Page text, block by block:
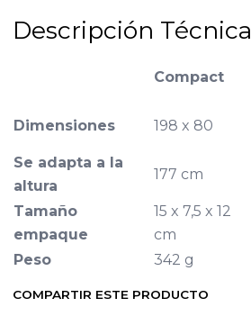
Descripción Técnica
Compact
Dimensiones 198 x 80
Se adapta a la
altura
177 cm
Tamaño
empaque
15 x 7,5 x 12
cm
Peso 342 g
COMPARTIR ESTE PRODUCTO